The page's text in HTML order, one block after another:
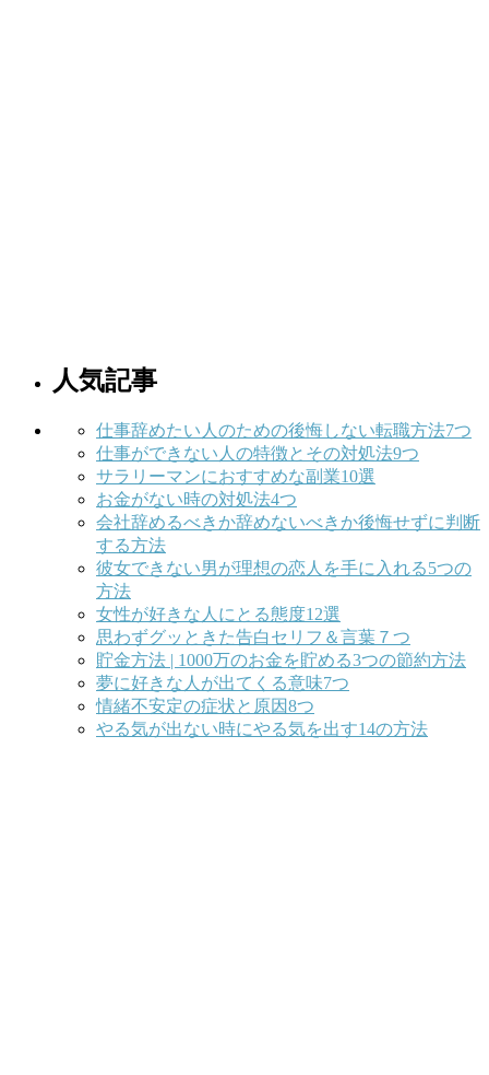
人気記事
仕事辞めたい人のための後悔しない転職方法7つ
仕事ができない人の特徴とその対処法9つ
サラリーマンにおすすめな副業10選
お金がない時の対処法4つ
会社辞めるべきか辞めないべきか後悔せずに判断
する方法
彼女できない男が理想の恋人を手に入れる5つの
方法
女性が好きな人にとる態度12選
思わずグッときた告白セリフ＆言葉７つ
貯金方法 | 1000万のお金を貯める3つの節約方法
夢に好きな人が出てくる意味7つ
情緒不安定の症状と原因8つ
やる気が出ない時にやる気を出す14の方法